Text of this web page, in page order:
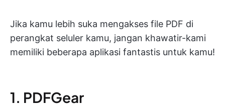
Jika kamu lebih suka mengakses file PDF di
perangkat seluler kamu, jangan khawatir-kami
memiliki beberapa aplikasi fantastis untuk kamu!
1. PDFGear